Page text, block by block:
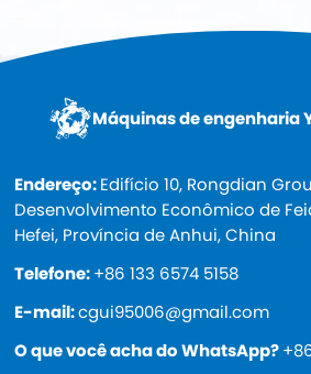
Máquinas de engenharia
Endereço:Edifício 10, Rongdian
Desenvolvimento Econômico de
Hefei, Província de Anhui, China
Telefone:+86 133 6574 5158
E-mail:cgui95006@gmail.com
O que você acha do WhatsApp?